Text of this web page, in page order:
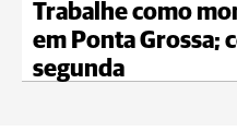
Trabalhe como
em Ponta Grossa;
segunda